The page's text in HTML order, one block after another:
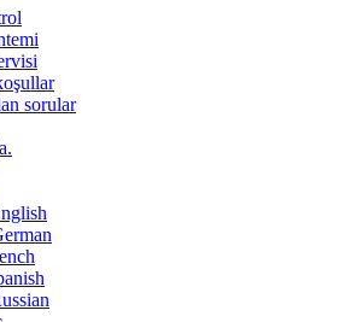
sorular